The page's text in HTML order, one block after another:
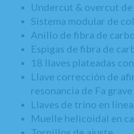
Undercut & overcut
Sistema modular de
Anillo de fibra de
Espigas de fibra de
18 llaves plateadas
Llave corrección de
resonancia de Fa
Llaves de trino en línea
Muelle helicoidal en